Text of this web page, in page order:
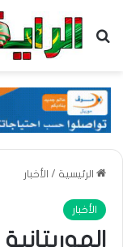
بحث عن
الرئيسية / الأخبار
الأخبار